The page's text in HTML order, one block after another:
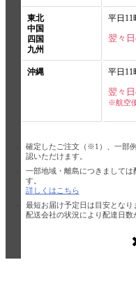
東北
中国
四国
九州
平日11
翌々
沖縄 平日11
翌々
※航空
確定したご注文（※1）、一部
認いただけます。
一部地域・離島につきまして
す。
詳しくはこちら
最短お届け予定日は目安となり
配送会社の状況により配達日数